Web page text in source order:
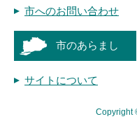
市へのお問い合わせ
市のあらまし
サイトについて
Copyright